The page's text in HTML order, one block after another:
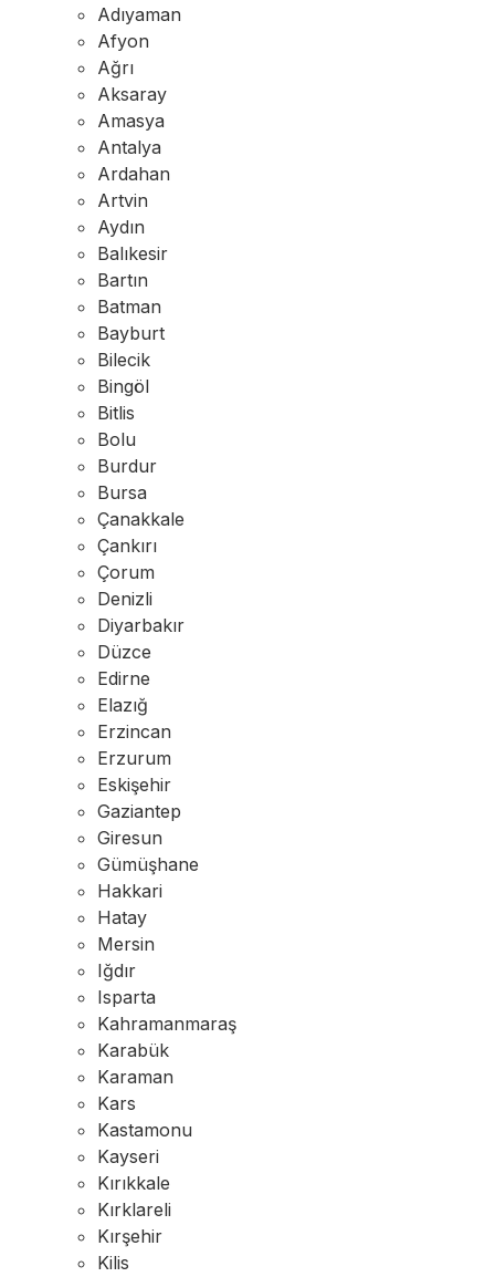
Adıyaman
Afyon
Ağrı
Aksaray
Amasya
Antalya
Ardahan
Artvin
Aydın
Balıkesir
Bartın
Batman
Bayburt
Bilecik
Bingöl
Bitlis
Bolu
Burdur
Bursa
Çanakkale
Çankırı
Çorum
Denizli
Diyarbakır
Düzce
Edirne
Elazığ
Erzincan
Erzurum
Eskişehir
Gaziantep
Giresun
Gümüşhane
Hakkari
Hatay
Mersin
Iğdır
Isparta
Kahramanmaraş
Karabük
Karaman
Kars
Kastamonu
Kayseri
Kırıkkale
Kırklareli
Kırşehir
Kilis